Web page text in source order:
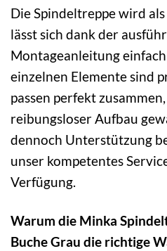
Die Spindeltreppe wird
lässt sich dank der
Montageanleitung
einzelnen Elemente sind
passen perfekt
reibungsloser Aufbau
dennoch Unterstützung
unser kompetentes
Verfügung.
Warum die Minka
Buche Grau die richtige